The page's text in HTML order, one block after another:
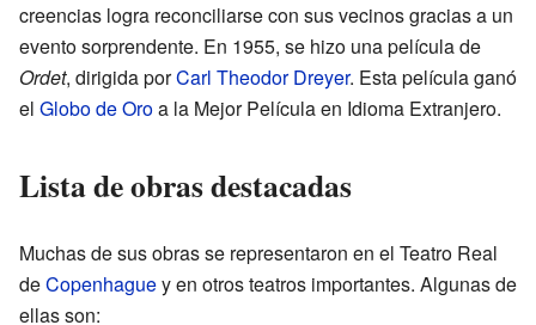
creencias logra reconciliarse con sus vecinos gracias a un
evento sorprendente. En 1955, se hizo una película de
Ordet, dirigida porCarl Theodor Dreyer. Esta película ganó
el Globo de Oroa la Mejor Película en Idioma Extranjero.
Lista de obras destacadas
Muchas de sus obras se representaron en el Teatro Real
deCopenhaguey en otros teatros importantes. Algunas de
ellas son: